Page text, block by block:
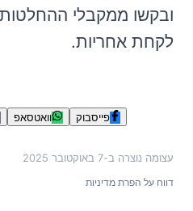
ובקשו ממקבלי
לקחת אחריות.
פייסבוק וואטסאפ
עצומה נוצרה ב-7 באוקטובר 2025
דווח על הפרת מדיניות